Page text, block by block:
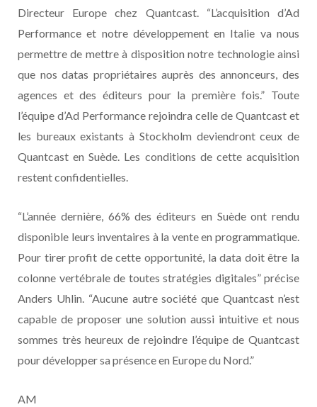
Directeur Europe chez Quantcast. “L’acquisition d’Ad
Performance et notre développement en Italie va nous
permettre de mettre à disposition notre technologie ainsi
que nos datas propriétaires auprès des annonceurs, des
agences et des éditeurs pour la première fois.” Toute
l’équipe d’Ad Performance rejoindra celle de Quantcast et
les bureaux existants à Stockholm deviendront ceux de
Quantcast en Suède. Les conditions de cette acquisition
restent confidentielles.
“L’année dernière, 66% des éditeurs en Suède ont rendu
disponible leurs inventaires à la vente en programmatique.
Pour tirer profit de cette opportunité, la data doit être la
colonne vertébrale de toutes stratégies digitales” précise
Anders Uhlin. “Aucune autre société que Quantcast n’est
capable de proposer une solution aussi intuitive et nous
sommes très heureux de rejoindre l’équipe de Quantcast
pour développer sa présence en Europe du Nord.”
AM